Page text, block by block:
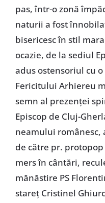
pas, într-o zonă
naturii a fost
bisericesc în stil
ocazie, de la sediul
adus ostensoriul cu
Fericitului Arhiereu
semn al prezenței
Episcop de Cluj-
neamului românesc,
de către pr.
mers în cântări,
mănăstire PS
stareț Cristinel